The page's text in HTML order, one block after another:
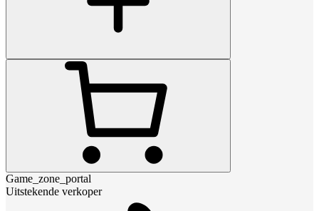
Game_zone_portal
Uitstekende verkoper